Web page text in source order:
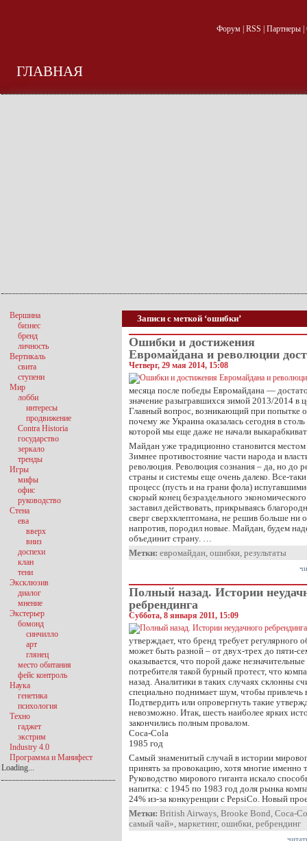
Форум| RSS Партнеры|
ГЛАВНАЯ
Записи с меткой ‘ошибки’
Ошибки и достижения
Евромайдана и революции
Четверг, 29 мая 2014, 15:08
месяца после победы Евромайдана —
значение разыгравшихся зимой 2013/2014 в
Главный вопрос, возникающий при попытке
почему же Украина оказалась сегодня в
которой мы еще даже не начали
Майдан уже традиционно становится местом
Зимнее противостояние части народа и
революция. Революция сознания – да, но до
страны и системы еще очень далеко. Все-
процесс (пусть и на грани фола)
скорый конец безраздельного
заставил действовать, прикрываясь
сверг сверхклептомана, не решив больше ни
напротив, породил новые. Майдан, будем
объединит страну. …
Метки: евромайдан, ошибки, результаты
Полный назад. Истории
ребрендинга
Суббота, 8 января 2011, 15:09
утверждает, что бренд требует регулярного
может быть разной – от двух-трех до пяти-
оказывается, что порой даже
потребителя такой бурный протест, что
назад. Аналитики в таких случаях склонны
специально поднимает шум, чтобы привлечь
Подтвердить или опровергнуть такие
невозможно. Итак, шесть наиболее ярких
закончились полным провалом.
Coca-Cola
1985 год
Самый знаменитый случай в истории
принять за провокацию, хотя многие именно
Руководство мирового гиганта искало
напитка: с 1945 по 1983 год доля рынка
24% из-за конкуренции с PepsiCo. Новый
Метки: British Airways, Brooke Bond, Coca-
самый чай», маркетинг, ошибки, ребрендинг
Вершина
бизнес
бренд
личность
Вертикаль
свита
ступени
Мир
лобби
интересы
продвижение
Contra Historia
государство
зеркало
тренды
Игры
мифы
офис
руководство
Стена
ева
вверх
вниз
доспехи
клан
тени
Эксклюзив
диалог
мнение
Экстерьер
бомонд
синчилло
арт
глянец
место обитания
фейс контроль
Наука
генетика
психология
Техно
гаджет
экстрим
Industry 4.0
Программа и Манифест
Loading...